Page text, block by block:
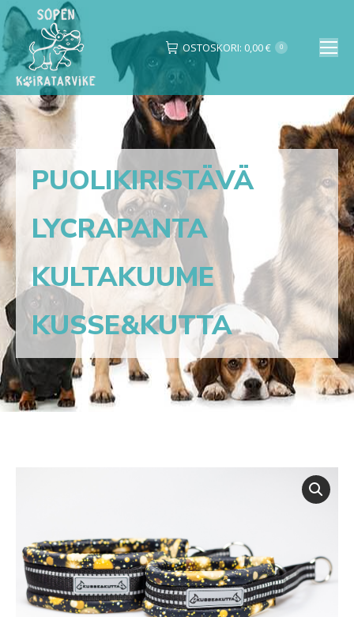
OSTOSKORI: 0,00€ 0
Search:
PUOLIKIRISTÄVÄ
LYCRAPANTA
KULTAKUUME
KUSSE&KUTTA